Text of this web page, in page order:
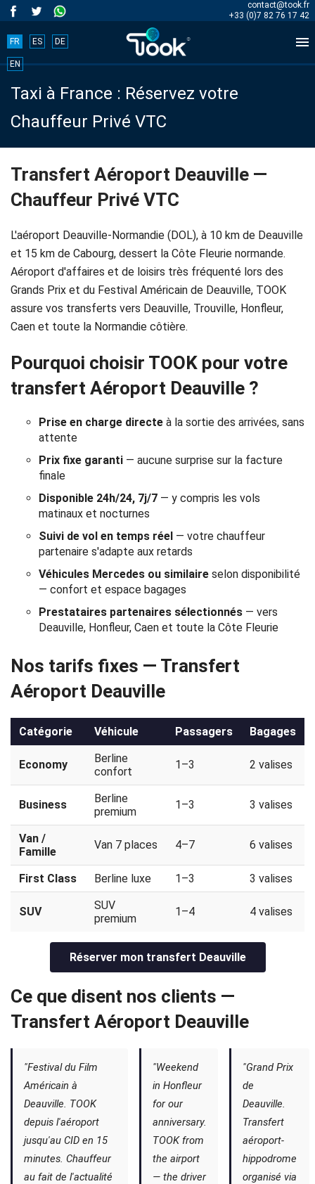
contact@took.fr
+33 (0)7 82 76 17 42

FR ES DE
EN
Taxi à France : Réservez votre
Chauffeur Privé VTC
Book
your
trip
now!
BOOK
Accueil
Réservation
Services
de
chauffeur
Transferts
Aéroports
Solutions
d'affaires
Contact
CGV
de
confidentialité
Transfert Aéroport Deauville —
Chauffeur Privé VTC
L'aéroport Deauville-Normandie (DOL), à 10 km de Deauville
et 15 km de Cabourg, dessert la Côte Fleurie normande.
Aéroport d'affaires et de loisirs très fréquenté lors des
Grands Prix et du Festival Américain de Deauville, TOOK
assure vos transferts vers Deauville, Trouville, Honfleur,
Caen et toute la Normandie côtière.
Pourquoi choisir TOOK pour votre
transfert Aéroport Deauville ?
Prise en charge directe à la sortie des arrivées, sans
attente
Prix fixe garanti — aucune surprise sur la facture
finale
Disponible 24h/24, 7j/7 — y compris les vols
matinaux et nocturnes
Suivi de vol en temps réel — votre chauffeur
partenaire s'adapte aux retards
Véhicules Mercedes ou similaire selon disponibilité
— confort et espace bagages
Prestataires partenaires sélectionnés — vers
Deauville, Honfleur, Caen et toute la Côte Fleurie
Nos tarifs fixes — Transfert
Aéroport Deauville
Catégorie Véhicule Passagers Bagages
Economy
Berline
confort
1–3 2 valises
Business
Berline
premium
1–3 3 valises
Van /
Famille
Van 7 places 4–7 6 valises
First Class Berline luxe 1–3 3 valises
SUV
SUV
premium
1–4 4 valises
Réserver mon transfert Deauville
Ce que disent nos clients —
Transfert Aéroport Deauville
"Festival du Film
Américain à
Deauville. TOOK
depuis l'aéroport
jusqu'au CID en 15
minutes. Chauffeur
au fait de l'actualité
"Weekend
in Honfleur
for our
anniversary.
TOOK from
the airport
— the driver
"Grand Prix
de
Deauville.
Transfert
aéroport-
hippodrome
organisé via